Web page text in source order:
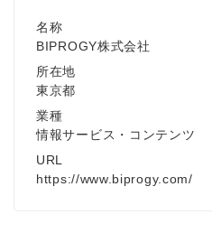
名称
BIPROGY株式会社
所在地
東京都
業種
情報サービス・コンテンツ
URL
https://www.biprogy.com/